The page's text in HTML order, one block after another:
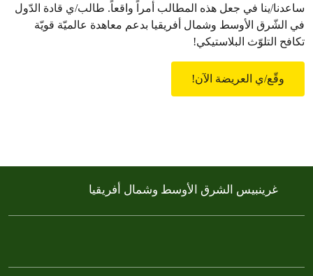
ساعدنا/ينا في جعل هذه المطالب أمراً واقعاً. طالب/ي قادة الدّول
في الشّرق الأوسط وشمال أفريقيا بدعم معاهدة عالميّة قويّة
تكافح التلوّث البلاستيكي!
وقّع/ي العريضة الآن!